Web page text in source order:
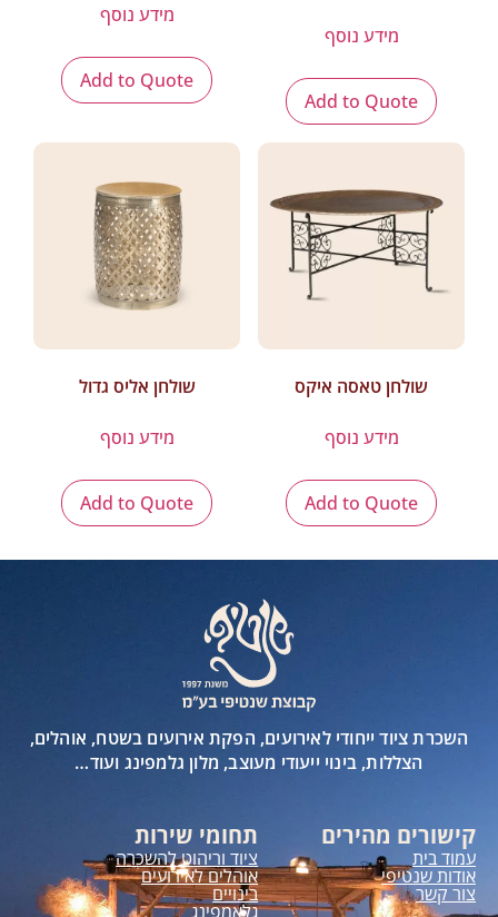
מידע נוסף
Add to Quote
מידע נוסף
Add to Quote
שולחן טאסה איקס
מידע נוסף
Add to Quote
שולחן אליס גדול
מידע נוסף
Add to Quote
השכרת ציוד ייחודי לאירועים, הפקת אירועים בשטח, אוהלים,
הצללות, בינוי ייעודי מעוצב, מלון גלמפינג ועוד…
קישורים מהירים
עמוד בית
אודות שנטיפי
צור קשר
תחומי שירות
ציוד וריהוט להשכרה
אוהלים לאירועים
בינויים
גלאמפינג